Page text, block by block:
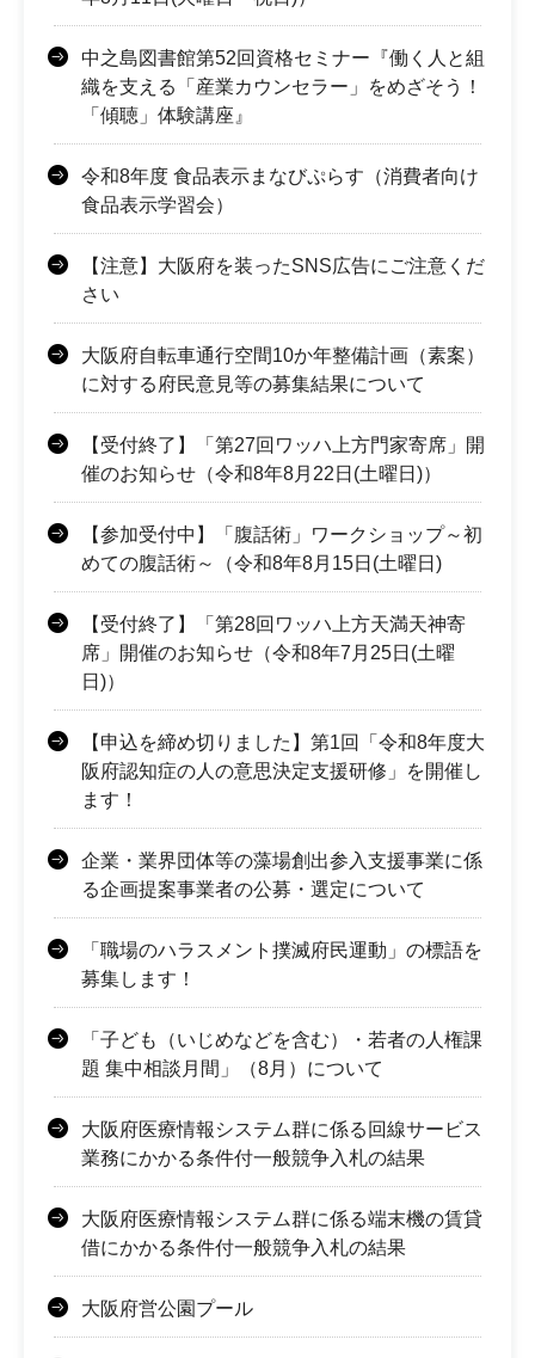
中之島図書館第52回資格セミナー『働く人と組
織を支える「産業カウンセラー」をめざそう！
「傾聴」体験講座』
令和8年度 食品表示まなびぷらす（消費者向け
食品表示学習会）
【注意】大阪府を装ったSNS広告にご注意くだ
さい
大阪府自転車通行空間10か年整備計画（素案）
に対する府民意見等の募集結果について
【受付終了】「第27回ワッハ上方門家寄席」開
催のお知らせ（令和8年8月22日(土曜日)）
【参加受付中】「腹話術」ワークショップ～初
めての腹話術～（令和8年8月15日(土曜日)
【受付終了】「第28回ワッハ上方天満天神寄
席」開催のお知らせ（令和8年7月25日(土曜
日)）
【申込を締め切りました】第1回「令和8年度大
阪府認知症の人の意思決定支援研修」を開催し
ます！
企業・業界団体等の藻場創出参入支援事業に係
る企画提案事業者の公募・選定について
「職場のハラスメント撲滅府民運動」の標語を
募集します！
「子ども（いじめなどを含む）・若者の人権課
題 集中相談月間」（8月）について
大阪府医療情報システム群に係る回線サービス
業務にかかる条件付一般競争入札の結果
大阪府医療情報システム群に係る端末機の賃貸
借にかかる条件付一般競争入札の結果
大阪府営公園プール